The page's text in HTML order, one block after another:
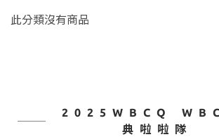
此分類沒有商品
2025WBCQ
典啦啦隊